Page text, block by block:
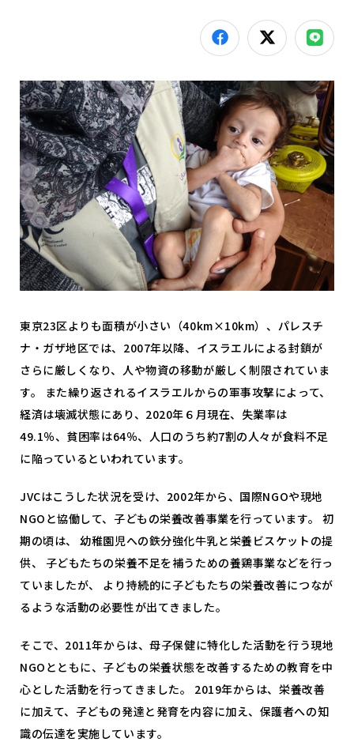
東京23区よりも面積が小さい（40km×10km）、パレスチ
ナ・ガザ地区では、2007年以降、イスラエルによる封鎖が
さらに厳しくなり、人や物資の移動が厳しく制限されていま
す。 また繰り返されるイスラエルからの軍事攻撃によって、
経済は壊滅状態にあり、2020年６月現在、失業率は
49.1％、貧困率は64％、人口のうち約7割の人々が食料不足
に陥っているといわれています。
JVCはこうした状況を受け、2002年から、国際NGOや現地
NGOと協働して、子どもの栄養改善事業を行っています。 初
期の頃は、 幼稚園児への鉄分強化牛乳と栄養ビスケットの提
供、 子どもたちの栄養不足を補うための養鶏事業などを行っ
ていましたが、 より持続的に子どもたちの栄養改善につなが
るような活動の必要性が出てきました。
そこで、2011年からは、母子保健に特化した活動を行う現地
NGOとともに、子どもの栄養状態を改善するための教育を中
心とした活動を行ってきました。 2019年からは、栄養改善
に加えて、子どもの発達と発育を内容に加え、保護者への知
識の伝達を実施しています。